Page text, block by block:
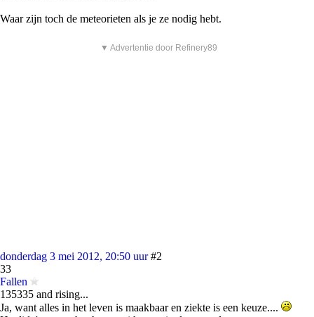
Waar zijn toch de meteorieten als je ze nodig hebt.
▼ Advertentie door Refinery89
donderdag 3 mei 2012, 20:50 uur #2
33
Fallen
135335 and rising...
Ja, want alles in het leven is maakbaar en ziekte is een keuze....